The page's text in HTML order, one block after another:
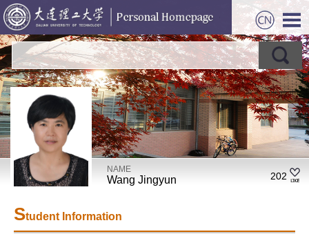
NAME
Wang Jingyun 202
Student Information